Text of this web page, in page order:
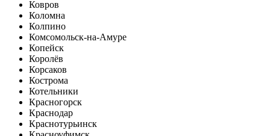
Ковров
Коломна
Колпино
Комсомольск-на-Амуре
Копейск
Королёв
Корсаков
Кострома
Котельники
Красногорск
Краснодар
Краснотурьинск